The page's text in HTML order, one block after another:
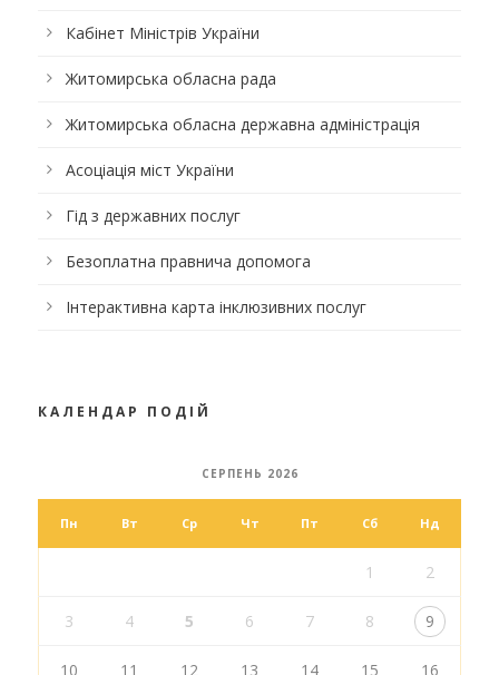
Кабінет Міністрів України
Житомирська обласна рада
Житомирська обласна державна адміністрація
Асоціація міст України
Гід з державних послуг
Безоплатна правнича допомога
Інтерактивна карта інклюзивних послуг
КАЛЕНДАР ПОДІЙ
СЕРПЕНЬ 2026
Пн Вт Ср Чт Пт Сб Нд
1 2
3 4 5 6 7 8 9
10 11 12 13 14 15 16